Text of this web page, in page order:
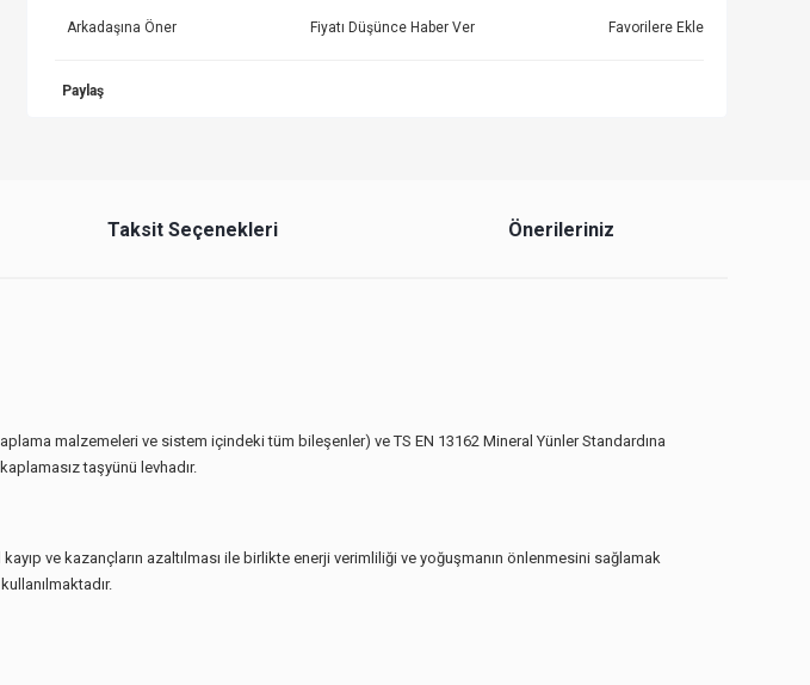
Arkadaşına Öner Fiyatı Düşünce Haber Ver
Paylaş
Taksit Seçenekleri Önerileriniz
malzemeleri ve sistem içindeki tüm bileşenler) ve TS EN 13162 Mineral Yünler Standardına
kaplamasız taşyünü levhadır.
ve kazançların azaltılması ile birlikte enerji verimliliği ve yoğuşmanın önlenmesini sağlamak